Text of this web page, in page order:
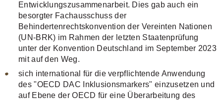
Entwicklungszusammenarbeit. Dies gab auch ein
besorgter Fachausschuss der
Behindertenrechtskonvention der Vereinten Nationen
(UN-BRK) im Rahmen der letzten Staatenprüfung
unter der Konvention Deutschland im September 2023
mit auf den Weg.
sich international für die verpflichtende Anwendung
des "OECD DAC Inklusionsmarkers" einzusetzen und
auf Ebene der OECD für eine Überarbeitung des